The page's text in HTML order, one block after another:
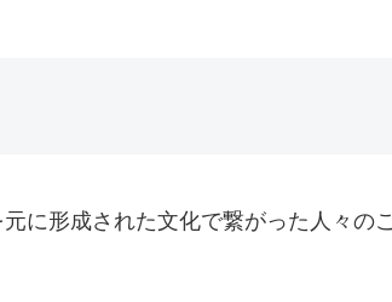
に形成された文化で繋がった人々のこ